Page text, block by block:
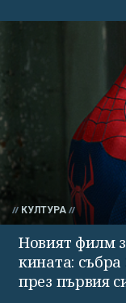
КУЛТУРА
Новият филм
кината:
през първия